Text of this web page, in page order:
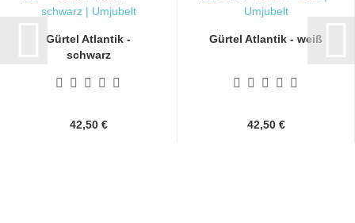
Gürtel Atlantik -
schwarz
42,50 €
Gürtel Atlantik - weiß
42,50 €